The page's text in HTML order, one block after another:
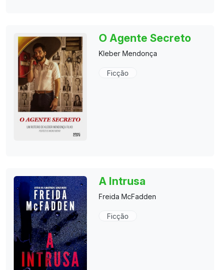
O Agente Secreto
Kleber Mendonça
Ficção
A Intrusa
Freida McFadden
Ficção